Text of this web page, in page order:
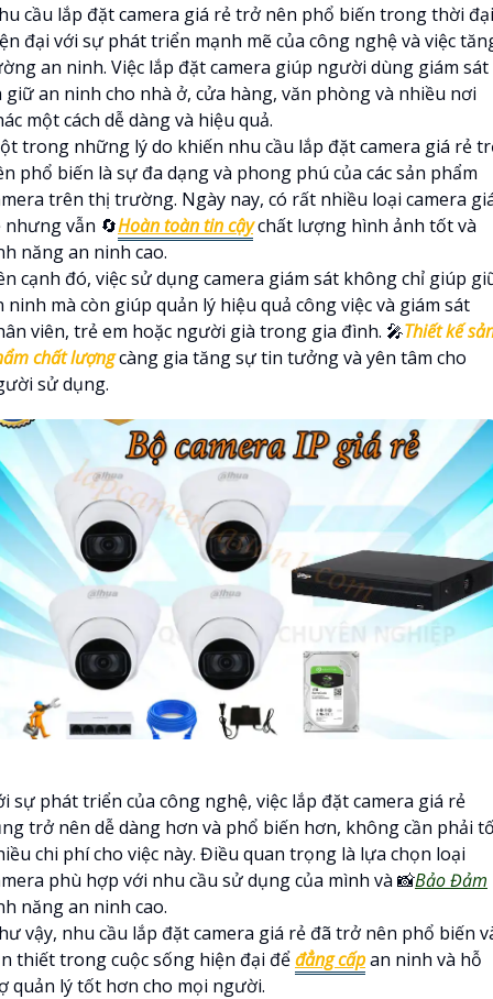
cầu lắp đặt camera giá rẻ trở nên phổ biến trong thời đại
đại với sự phát triển mạnh mẽ của công nghệ và việc
an ninh. Việc lắp đặt camera giúp người dùng giám sát
giữ an ninh cho nhà ở, cửa hàng, văn phòng và nhiều nơi
một cách dễ dàng và hiệu quả.
trong những lý do khiến nhu cầu lắp đặt camera giá rẻ
phổ biến là sự đa dạng và phong phú của các sản phẩm
trên thị trường. Ngày nay, có rất nhiều loại camera
nhưng vẫn 🔄Hoàn toàn tin cậychất lượng hình ảnh tốt và
năng an ninh cao.
cạnh đó, việc sử dụng camera giám sát không chỉ giúp
ninh mà còn giúp quản lý hiệu quả công việc và giám sát
viên, trẻ em hoặc người già trong gia đình. 🎤Thiết kế
chất lượngcàng gia tăng sự tin tưởng và yên tâm cho
sử dụng.
sự phát triển của công nghệ, việc lắp đặt camera giá rẻ
trở nên dễ dàng hơn và phổ biến hơn, không cần phải
chi phí cho việc này. Điều quan trọng là lựa chọn loại
phù hợp với nhu cầu sử dụng của mình và 📸Bảo Đảm
năng an ninh cao.
vậy, nhu cầu lắp đặt camera giá rẻ đã trở nên phổ biến
thiết trong cuộc sống hiện đại đểđẳng cấpan ninh và hỗ
quản lý tốt hơn cho mọi người.